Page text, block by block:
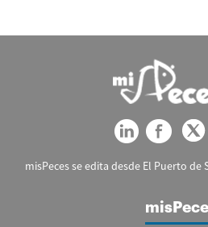
misPeces se edita desde El Puerto de